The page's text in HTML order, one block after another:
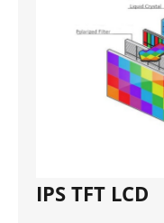
IPS TFT LCD